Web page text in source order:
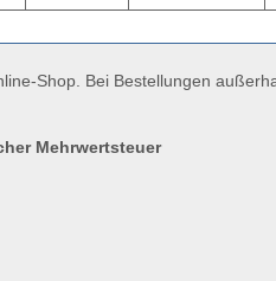
Shop. Bei Bestellungen
Mehrwertsteuer